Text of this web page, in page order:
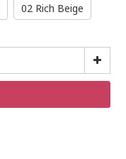
02 Rich Beige